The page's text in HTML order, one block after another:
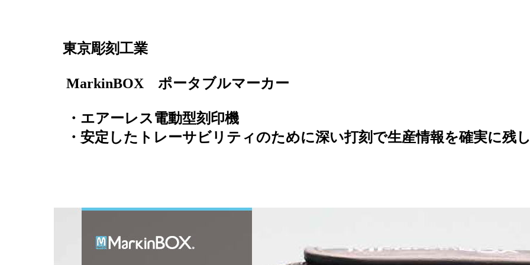
東京彫刻工業
MarkinBOX ポータブルマーカー
・エアーレス電動型刻印機
・安定したトレーサビリティのために深い打刻で生産情報を確実に残